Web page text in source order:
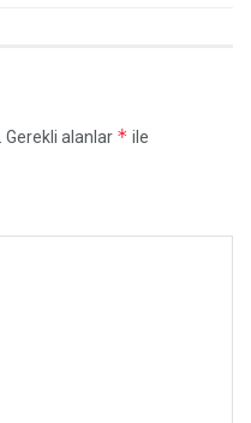
Gerekli alanlar * ile